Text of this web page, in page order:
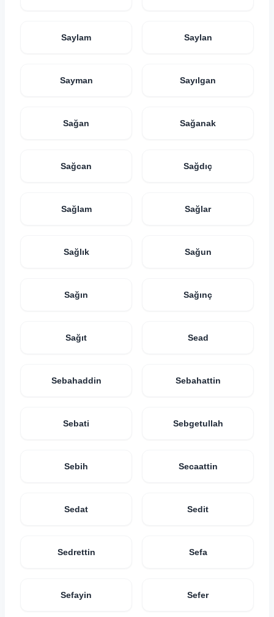
Saylam Saylan
Sayman Sayılgan
Sağan Sağanak
Sağcan Sağdıç
Sağlam Sağlar
Sağlık Sağun
Sağın Sağınç
Sağıt Sead
Sebahaddin Sebahattin
Sebati Sebgetullah
Sebih Secaattin
Sedat Sedit
Sedrettin Sefa
Sefayin Sefer